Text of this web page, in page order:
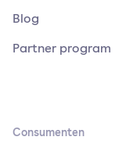
Blog
Partner program
Consumenten